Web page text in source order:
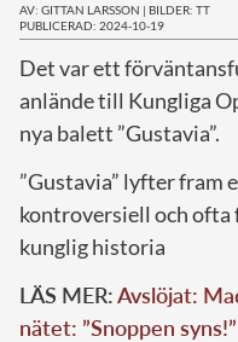
AV: GITTAN LARSSON | BILDER: TT
PUBLICERAD: 2024-10-19
Det var ett
anlände till Kungliga
nya balett ”Gustavia”.
”Gustavia” lyfter fram
kontroversiell och ofta
kunglig historia
LÄS MER:Avslöjat:
nätet: ”Snoppen syns!”